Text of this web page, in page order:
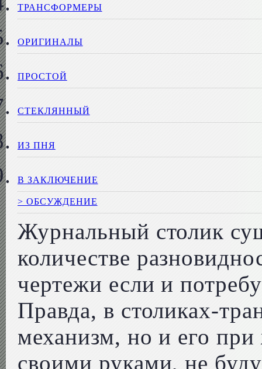
ТРАНСФОРМЕРЫ
ОРИГИНАЛЫ
ПРОСТОЙ
СТЕКЛЯННЫЙ
ИЗ ПНЯ
В ЗАКЛЮЧЕНИЕ
> ОБСУЖДЕНИЕ
Журнальный столик
количестве
чертежи если и
Правда, в столиках-
механизм, но и его
своими руками, не